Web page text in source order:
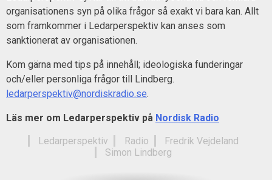
organisationens syn på olika frågor så exakt vi bara kan. Allt
som framkommer i Ledarperspektiv kan anses som
sanktionerat av organisationen.
Kom gärna med tips på innehåll; ideologiska funderingar
och/eller personliga frågor till Lindberg.
ledarperspektiv@nordiskradio.se.
Läs mer om Ledarperspektiv på Nordisk Radio
Ledarperspektiv
Radio
Fredrik Vejdeland
Simon Lindberg